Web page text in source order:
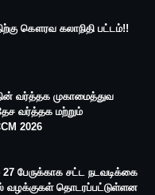
கௌரவ கலாநிதி பட்டம்!!
வர்த்தக முகாமைத்துவ
வர்த்தக மற்றும்
2026
பேருக்காக சட்ட நடவடிக்கை
வழக்குகள் தொடரப்பட்டுள்ளன